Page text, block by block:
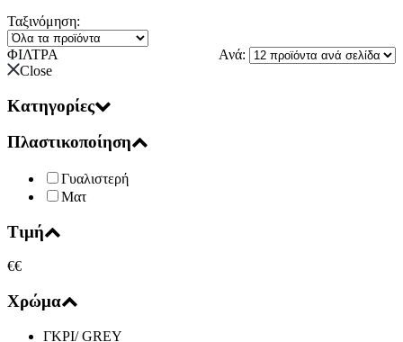
Ταξινόμηση:
Ανά:
ΦΙΛΤΡΑ
Close
Κατηγορίες
Πλαστικοποίηση
Γυαλιστερή
Ματ
Τιμή
€€
Χρώμα
ΓΚΡΙ/ GREY